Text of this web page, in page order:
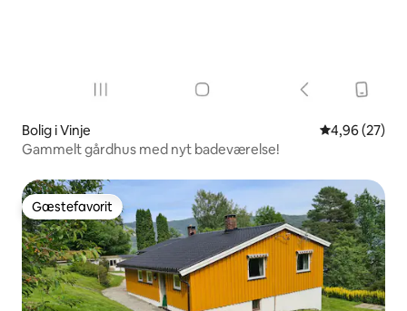
Bolig i Vinje 4,96 ud af 5 i
4,96 (27)
Gammelt gårdhus med nyt badeværelse!
Gæstefavorit
Gæstefavorit